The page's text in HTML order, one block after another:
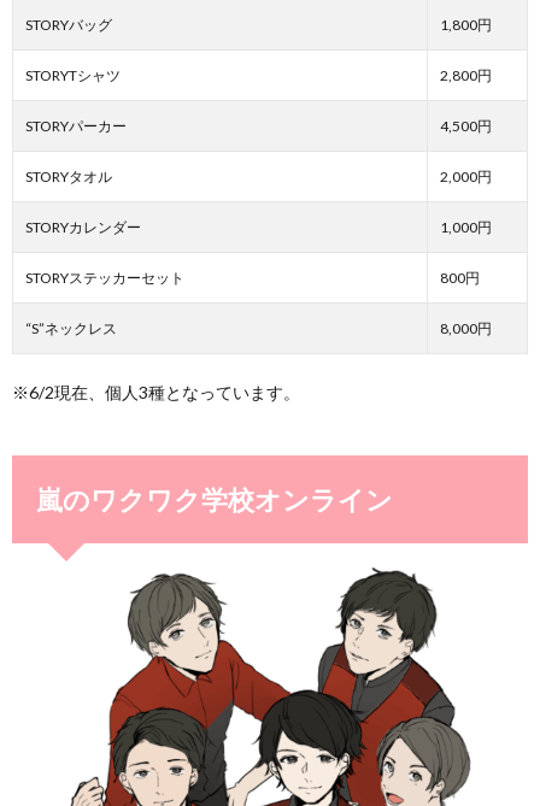
STORYバッグ 1,800円
STORYTシャツ 2,800円
STORYパーカー 4,500円
STORYタオル 2,000円
STORYカレンダー 1,000円
STORYステッカーセット 800円
“S”ネックレス 8,000円
※6/2現在、個人3種となっています。
嵐のワクワク学校オンライン